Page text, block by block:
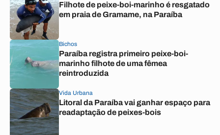
Filhote de peixe-boi-marinho é resgatado
em praia de Gramame, na Paraíba
Bichos
Paraíba registra primeiro peixe-boi-
marinho filhote de uma fêmea
reintroduzida
Vida Urbana
Litoral da Paraíba vai ganhar espaço para
readaptação de peixes-bois